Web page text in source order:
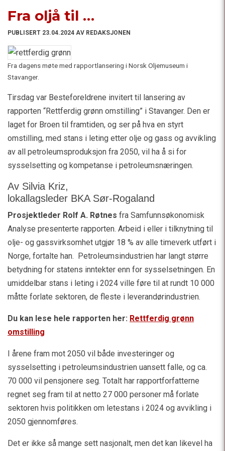
Fra oljå til …
PUBLISERT 23.04.2024 AV REDAKSJONEN
Fra dagens møte med rapportlansering i Norsk Oljemuseum i
Stavanger.
Tirsdag var Besteforeldrene invitert til lansering av
rapporten “Rettferdig grønn omstilling” i Stavanger. Den er
laget for Broen til framtiden, og ser på hva en styrt
omstilling, med stans i leting etter olje og gass og avvikling
av all petroleumsproduksjon fra 2050, vil ha å si for
sysselsetting og kompetanse i petroleumsnæringen.
Av Silvia Kriz,
lokallagsleder BKA Sør-Rogaland
Prosjektleder Rolf A. Røtnes fra Samfunnsøkonomisk
Analyse presenterte rapporten. Arbeid i eller i tilknytning til
olje- og gassvirksomhet utgjør 18 % av alle timeverk utført i
Norge, fortalte han. Petroleumsindustrien har langt større
betydning for statens inntekter enn for sysselsetningen. En
umiddelbar stans i leting i 2024 ville føre til at rundt 10 000
måtte forlate sektoren, de fleste i leverandørindustrien.
Du kan lese hele rapporten her: Rettferdig grønn
omstilling
I årene fram mot 2050 vil både investeringer og
sysselsetting i petroleumsindustrien uansett falle, og ca.
70 000 vil pensjonere seg. Totalt har rapportforfatterne
regnet seg fram til at netto 27 000 personer må forlate
sektoren hvis politikken om letestans i 2024 og avvikling i
2050 gjennomføres.
Det er ikke så mange sett nasjonalt, men det kan likevel ha